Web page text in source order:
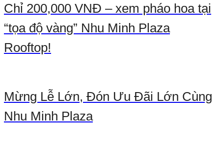
Chỉ 200,000 VNĐ – xem pháo hoa tại
“tọa độ vàng” Nhu Minh Plaza
Rooftop!
Mừng Lễ Lớn, Đón Ưu Đãi Lớn Cùng
Nhu Minh Plaza